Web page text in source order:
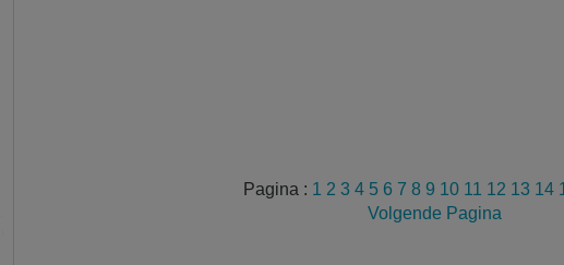
Pagina : 1 2 3 4 5 6 7 8 9 10 11 12 13 14
Volgende Pagina